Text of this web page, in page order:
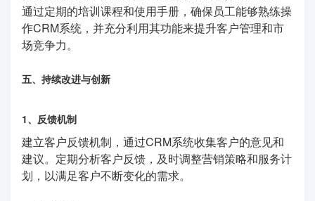
通过定期的培训课程和使用手册，确保员工能够熟练操
作CRM系统，并充分利用其功能来提升客户管理和市
场竞争力。
五、持续改进与创新
1、反馈机制
建立客户反馈机制，通过CRM系统收集客户的意见和
建议。定期分析客户反馈，及时调整营销策略和服务计
划，以满足客户不断变化的需求。